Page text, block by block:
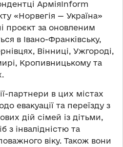
АрміяInform
«Норвегія — Україна»
проєкт за оновленим
в Івано-Франківську,
Вінниці, Ужгороді,
Кропивницькому та
партнери в цих містах
евакуації та переїзду з
дій сімей із дітьми,
з інвалідністю та
віку. Також вони